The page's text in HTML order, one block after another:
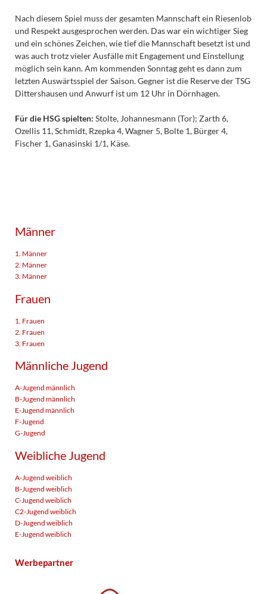
Nach diesem Spiel muss der gesamten Mannschaft ein Riesenlob
und Respekt ausgesprochen werden. Das war ein wichtiger Sieg
und ein schönes Zeichen, wie tief die Mannschaft besetzt ist und
was auch trotz vieler Ausfälle mit Engagement und Einstellung
möglich sein kann. Am kommenden Sonntag geht es dann zum
letzten Auswärtsspiel der Saison. Gegner ist die Reserve der TSG
Dittershausen und Anwurf ist um 12 Uhr in Dörnhagen.
Für die HSG spielten: Stolte, Johannesmann (Tor); Zarth 6,
Ozellis 11, Schmidt, Rzepka 4, Wagner 5, Bolte 1, Bürger 4,
Fischer 1, Ganasinski 1/1, Käse.
Männer
1. Männer
2. Männer
3. Männer
Frauen
1. Frauen
2. Frauen
3. Frauen
Männliche Jugend
A-Jugend männlich
B-Jugend männlich
E-Jugend männlich
F-Jugend
G-Jugend
Weibliche Jugend
A-Jugend weiblich
B-Jugend weiblich
C-Jugend weiblich
C2-Jugend weiblich
D-Jugend weiblich
E-Jugend weiblich
Werbepartner